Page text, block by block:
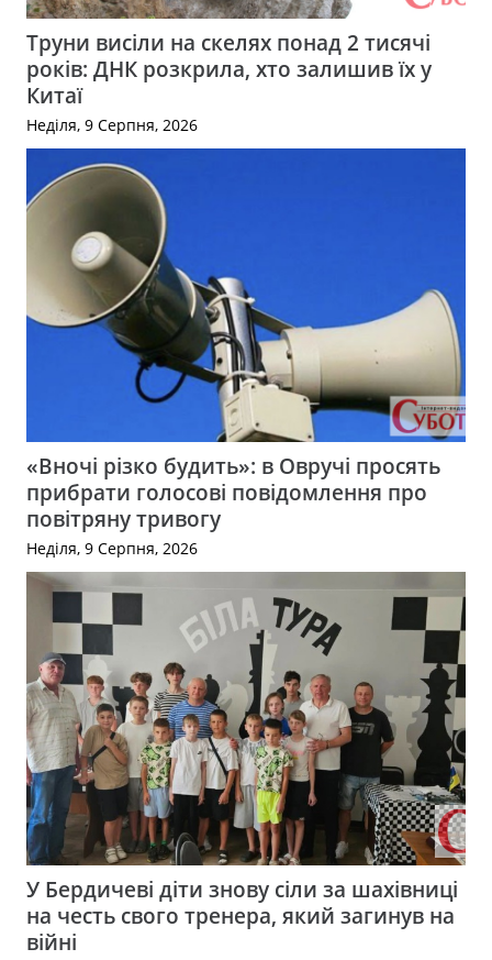
Труни висіли на скелях понад 2 тисячі
років: ДНК розкрила, хто залишив їх у
Китаї
Неділя, 9 Серпня, 2026
«Вночі різко будить»: в Овручі просять
прибрати голосові повідомлення про
повітряну тривогу
Неділя, 9 Серпня, 2026
У Бердичеві діти знову сіли за шахівниці
на честь свого тренера, який загинув на
війні